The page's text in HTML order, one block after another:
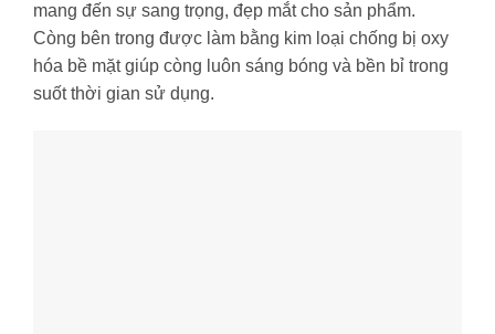
mang đến sự sang trọng, đẹp mắt cho sản phẩm.
Còng bên trong được làm bằng kim loại chống bị oxy
hóa bề mặt giúp còng luôn sáng bóng và bền bỉ trong
suốt thời gian sử dụng.